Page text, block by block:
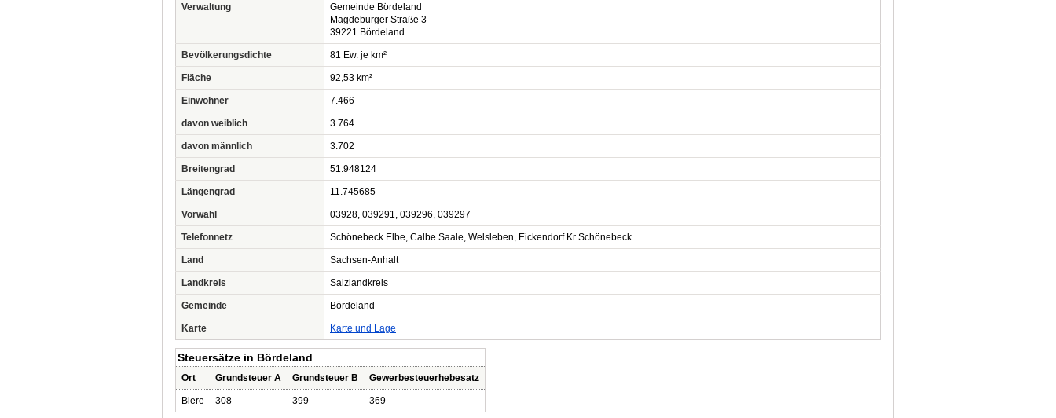
Verwaltung
Gemeinde Bördeland
Magdeburger Straße 3
39221 Bördeland
Bevölkerungsdichte 81 Ew. je km²
Fläche 92,53 km²
Einwohner 7.466
davon weiblich 3.764
davon männlich 3.702
Breitengrad 51.948124
Längengrad 11.745685
Vorwahl 03928, 039291, 039296, 039297
Telefonnetz Schönebeck Elbe, Calbe Saale, Welsleben, Eickendorf Kr Schönebeck
Land Sachsen-Anhalt
Landkreis Salzlandkreis
Gemeinde Bördeland
Karte Karte und Lage
Steuersätze in Bördeland
Ort Grundsteuer A Grundsteuer B Gewerbesteuerhebesatz
Biere 308 399 369